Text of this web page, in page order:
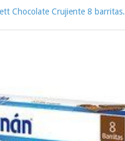
Chocolate Crujiente 8 barritas.